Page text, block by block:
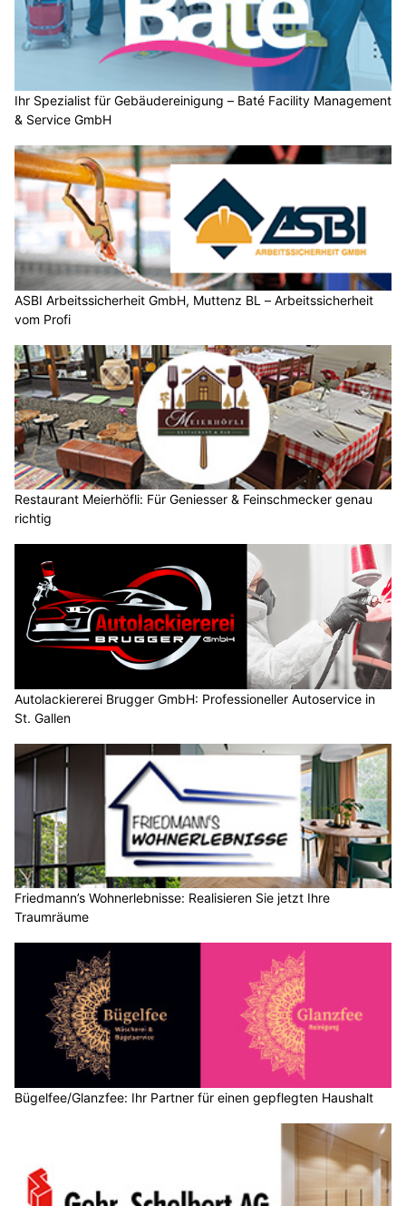
Ihr Spezialist für Gebäudereinigung – Baté Facility Management
& Service GmbH
ASBI Arbeitssicherheit GmbH, Muttenz BL – Arbeitssicherheit
vom Profi
Restaurant Meierhöfli: Für Geniesser & Feinschmecker genau
richtig
Autolackiererei Brugger GmbH: Professioneller Autoservice in
St. Gallen
Friedmann’s Wohnerlebnisse: Realisieren Sie jetzt Ihre
Traumräume
Bügelfee/Glanzfee: Ihr Partner für einen gepflegten Haushalt